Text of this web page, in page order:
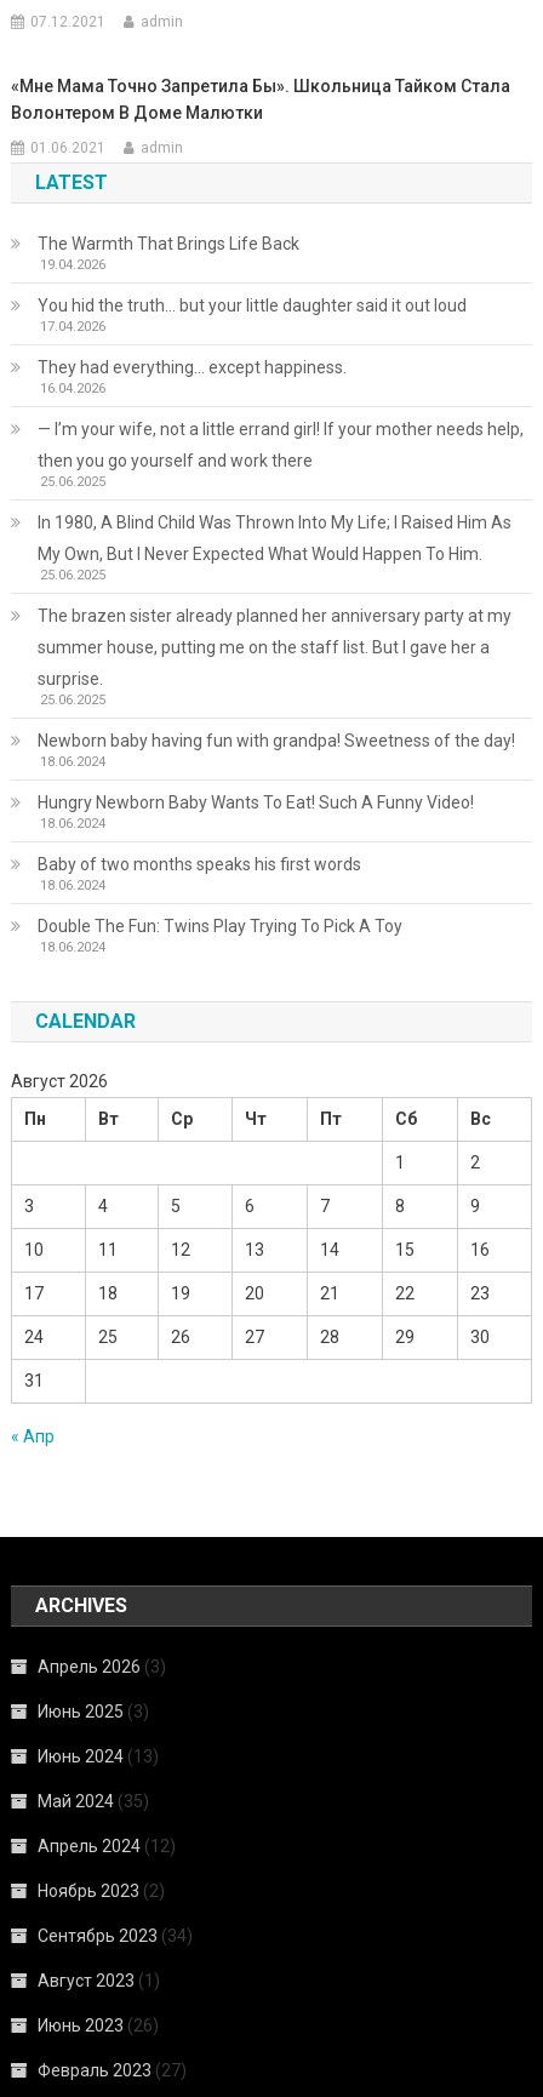
07.12.2021 admin
«Мне Мама Точно Запретила Бы». Школьница Тайком Стала
Волонтером В Доме Малютки
01.06.2021 admin
LATEST
The Warmth That Brings Life Back
19.04.2026
You hid the truth… but your little daughter said it out loud
17.04.2026
They had everything… except happiness.
16.04.2026
— I’m your wife, not a little errand girl! If your mother needs help,
then you go yourself and work there
25.06.2025
In 1980, A Blind Child Was Thrown Into My Life; I Raised Him As
My Own, But I Never Expected What Would Happen To Him.
25.06.2025
The brazen sister already planned her anniversary party at my
summer house, putting me on the staff list. But I gave her a
surprise.
25.06.2025
Newborn baby having fun with grandpa! Sweetness of the day!
18.06.2024
Hungry Newborn Baby Wants To Eat! Such A Funny Video!
18.06.2024
Baby of two months speaks his first words
18.06.2024
Double The Fun: Twins Play Trying To Pick A Toy
18.06.2024
CALENDAR
Август 2026
Пн
Вт Ср Чт Пт Сб Вс
1 2
3 4 5 6 7 8 9
10 11 12 13 14 15 16
17 18 19 20 21 22 23
24 25 26 27 28 29 30
31
« Апр
ARCHIVES
Апрель 2026 (3)
Июнь 2025 (3)
Июнь 2024 (13)
Май 2024 (35)
Апрель 2024 (12)
Ноябрь 2023 (2)
Сентябрь 2023 (34)
Август 2023 (1)
Июнь 2023 (26)
Февраль 2023 (27)